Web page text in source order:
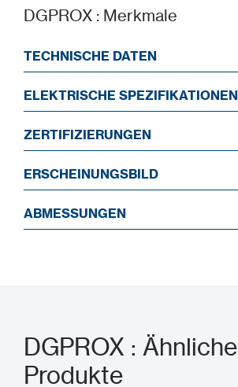
DGPROX : Merkmale
TECHNISCHE DATEN
ELEKTRISCHE SPEZIFIKATIONEN
ZERTIFIZIERUNGEN
ERSCHEINUNGSBILD
ABMESSUNGEN
DGPROX : Ähnliche
Produkte